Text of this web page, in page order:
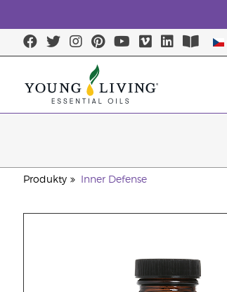
Produkty Inner Defense